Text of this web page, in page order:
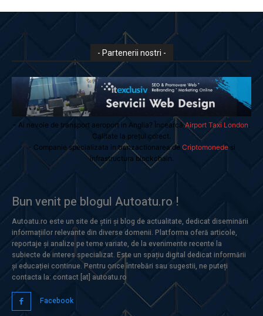
- Partenerii nostri -
- Ai nevoie de transport aeroport in Anglia? ÎncearcăAirport Taxi London
Calitate la prețul corect.
- Companie specializata in tranzactionarea de Criptomonedesi
infrastructura blockchain.
Bun venit pe blogul Autoatu.ro !
Autoatu.ro este un site de știri și blog de actualitate, dedicat diseminării
informațiilor relevante din diverse domenii. Platforma oferă articole,
reportaje și analize pe teme variate, de la evenimente recente la
subiecte de interes specializat. Este un spațiu digital dedicat informării
și educației continue. Pentru orice întrebări sau sugestii, ne puteți
contacta la: contact [at] autoatu.ro
Facebook